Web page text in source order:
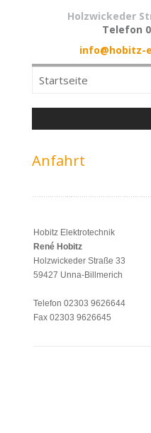
Holzwickeder
Telefon
info@hobitz-
Anfahrt
Hobitz Elektrotechnik
René Hobitz
Holzwickeder Straße 33
59427 Unna-Billmerich
Telefon 02303 9626644
Fax 02303 9626645